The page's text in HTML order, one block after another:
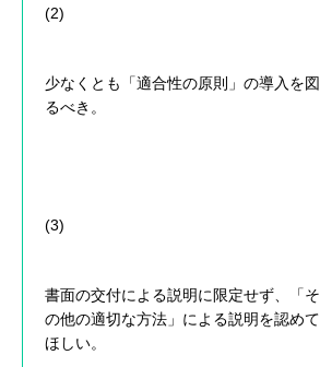
(2)
少なくとも「適合性の原則」の導入を図
るべき。
(3)
書面の交付による説明に限定せず、「そ
の他の適切な方法」による説明を認めて
ほしい。